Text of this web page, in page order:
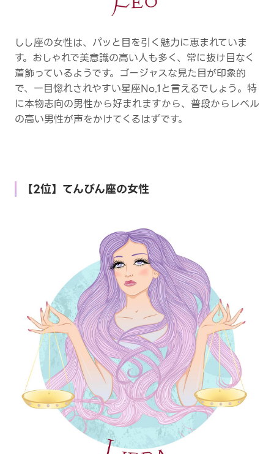
しし座の女性は、パッと目を引く魅力に恵まれていま
す。おしゃれで美意識の高い人も多く、常に抜け目なく
着飾っているようです。ゴージャスな見た目が印象的
で、一目惚れされやすい星座No.1と言えるでしょう。特
に本物志向の男性から好まれますから、普段からレベル
の高い男性が声をかけてくるはずです。
【2位】てんびん座の女性